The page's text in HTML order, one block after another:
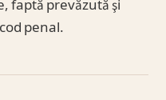
faptă prevăzută şi
penal.